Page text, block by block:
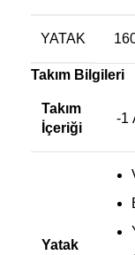
YATAK
Takım Bilgileri
Takım
İçeriği
-1
Yatak